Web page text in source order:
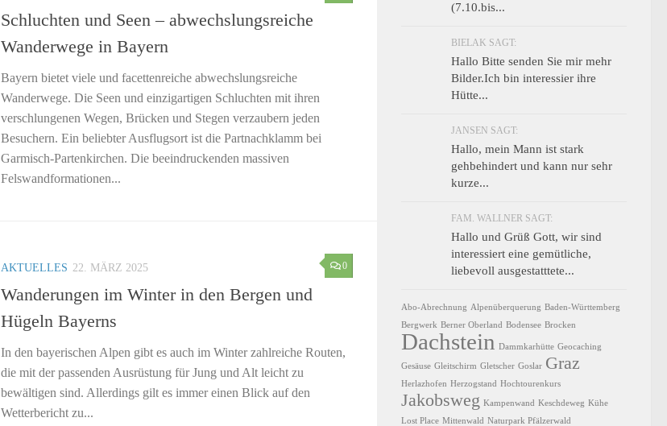
Schluchten und Seen – abwechslungsreiche
Wanderwege in Bayern
Bayern bietet viele und facettenreiche abwechslungsreiche
Wanderwege. Die Seen und einzigartigen Schluchten mit ihren
verschlungenen Wegen, Brücken und Stegen verzaubern jeden
Besuchern. Ein beliebter Ausflugsort ist die Partnachklamm bei
Garmisch-Partenkirchen. Die beeindruckenden massiven
Felswandformationen...
0
AKTUELLES 22. MÄRZ 2025
Wanderungen im Winter in den Bergen und
Hügeln Bayerns
In den bayerischen Alpen gibt es auch im Winter zahlreiche Routen,
die mit der passenden Ausrüstung für Jung und Alt leicht zu
bewältigen sind. Allerdings gilt es immer einen Blick auf den
Wetterbericht zu...
(7.10.bis...
BIELAK SAGT:
Hallo Bitte senden Sie mir mehr
Bilder.Ich bin interessier ihre
Hütte...
JANSEN SAGT:
Hallo, mein Mann ist stark
gehbehindert und kann nur sehr
kurze...
FAM. WALLNER SAGT:
Hallo und Grüß Gott, wir sind
interessiert eine gemütliche,
liebevoll ausgestatttete...
Abo-Abrechnung Alpenüberquerung Baden-Württemberg
Bergwerk Berner Oberland Bodensee Brocken
Dachstein Dammkarhütte Geocaching
Gesäuse Gleitschirm Gletscher Goslar Graz
Herlazhofen Herzogstand Hochtourenkurs
Jakobsweg Kampenwand Keschdeweg Kühe
Lost Place Mittenwald Naturpark Pfälzerwald